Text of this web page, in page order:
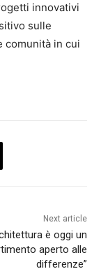
innovativi
sulle
comunità in cui
Next article
è oggi un
aperto alle
differenze”